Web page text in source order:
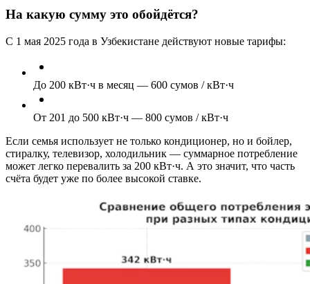
На какую сумму это обойдётся?
С 1 мая 2025 года в Узбекистане действуют новые тарифы:
До 200 кВт·ч в месяц — 600 сумов / кВт·ч
От 201 до 500 кВт·ч — 800 сумов / кВт·ч
Если семья использует не только кондиционер, но и бойлер,
стиралку, телевизор, холодильник — суммарное потребление
может легко перевалить за 200 кВт·ч. А это значит, что часть
счёта будет уже по более высокой ставке.